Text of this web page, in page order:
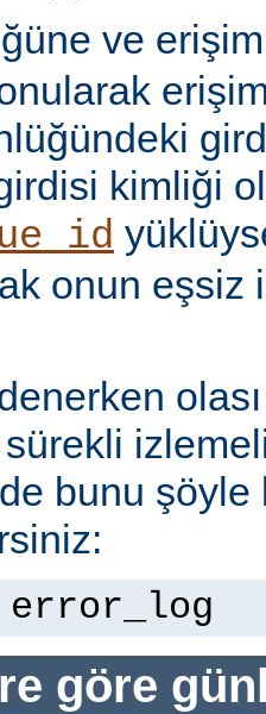
ve
kimliği
onun eşsiz
bunu şöyle
göre